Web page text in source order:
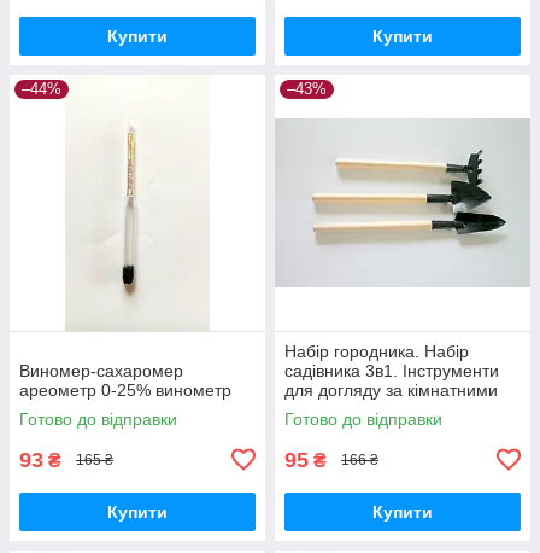
Купити Купити
–44%
Виномер-сахаромер
ареометр 0-25% винометр
Готово до відправки
93 ₴ 165 ₴
Купити
–43%
Набір городника. Набір
садівника 3в1. Інструменти
для догляду за кімнатними
рослинами
Готово до відправки
95 ₴ 166 ₴
Купити